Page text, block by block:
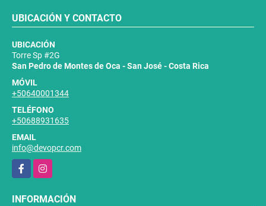
UBICACIÓN Y CONTACTO
UBICACIÓN
Torre Sp #2G
San Pedro de Montes de Oca - San José - Costa Rica
MÓVIL
+50640001344
TELÉFONO
+50688931635
EMAIL
info@devopcr.com
FacebookInstagram
INFORMACIÓN